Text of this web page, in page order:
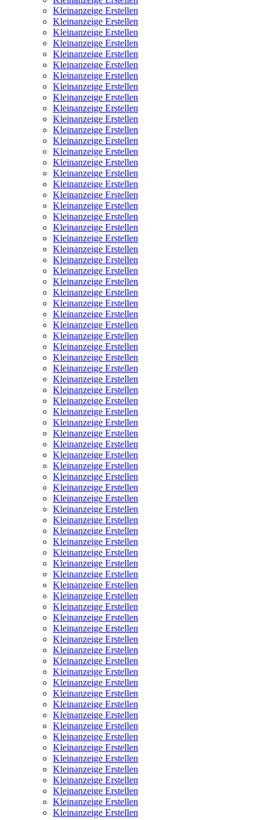
Kleinanzeige Erstellen
Kleinanzeige Erstellen
Kleinanzeige Erstellen
Kleinanzeige Erstellen
Kleinanzeige Erstellen
Kleinanzeige Erstellen
Kleinanzeige Erstellen
Kleinanzeige Erstellen
Kleinanzeige Erstellen
Kleinanzeige Erstellen
Kleinanzeige Erstellen
Kleinanzeige Erstellen
Kleinanzeige Erstellen
Kleinanzeige Erstellen
Kleinanzeige Erstellen
Kleinanzeige Erstellen
Kleinanzeige Erstellen
Kleinanzeige Erstellen
Kleinanzeige Erstellen
Kleinanzeige Erstellen
Kleinanzeige Erstellen
Kleinanzeige Erstellen
Kleinanzeige Erstellen
Kleinanzeige Erstellen
Kleinanzeige Erstellen
Kleinanzeige Erstellen
Kleinanzeige Erstellen
Kleinanzeige Erstellen
Kleinanzeige Erstellen
Kleinanzeige Erstellen
Kleinanzeige Erstellen
Kleinanzeige Erstellen
Kleinanzeige Erstellen
Kleinanzeige Erstellen
Kleinanzeige Erstellen
Kleinanzeige Erstellen
Kleinanzeige Erstellen
Kleinanzeige Erstellen
Kleinanzeige Erstellen
Kleinanzeige Erstellen
Kleinanzeige Erstellen
Kleinanzeige Erstellen
Kleinanzeige Erstellen
Kleinanzeige Erstellen
Kleinanzeige Erstellen
Kleinanzeige Erstellen
Kleinanzeige Erstellen
Kleinanzeige Erstellen
Kleinanzeige Erstellen
Kleinanzeige Erstellen
Kleinanzeige Erstellen
Kleinanzeige Erstellen
Kleinanzeige Erstellen
Kleinanzeige Erstellen
Kleinanzeige Erstellen
Kleinanzeige Erstellen
Kleinanzeige Erstellen
Kleinanzeige Erstellen
Kleinanzeige Erstellen
Kleinanzeige Erstellen
Kleinanzeige Erstellen
Kleinanzeige Erstellen
Kleinanzeige Erstellen
Kleinanzeige Erstellen
Kleinanzeige Erstellen
Kleinanzeige Erstellen
Kleinanzeige Erstellen
Kleinanzeige Erstellen
Kleinanzeige Erstellen
Kleinanzeige Erstellen
Kleinanzeige Erstellen
Kleinanzeige Erstellen
Kleinanzeige Erstellen
Kleinanzeige Erstellen
Kleinanzeige Erstellen